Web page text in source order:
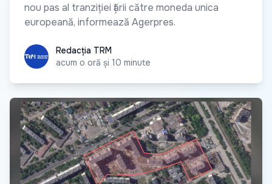
nou pas al tranziției țării către moneda unica
europeană, informează Agerpres.
Redacția TRM
Redacția TRM
acum o oră și 10 minute